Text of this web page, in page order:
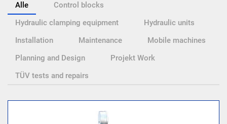
Alle
Control blocks
Hydraulic clamping equipment
Hydraulic units
Installation
Maintenance
Mobile machines
Planning and Design
Projekt Work
TÜV tests and repairs